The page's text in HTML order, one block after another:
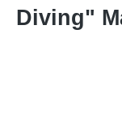
Diving"